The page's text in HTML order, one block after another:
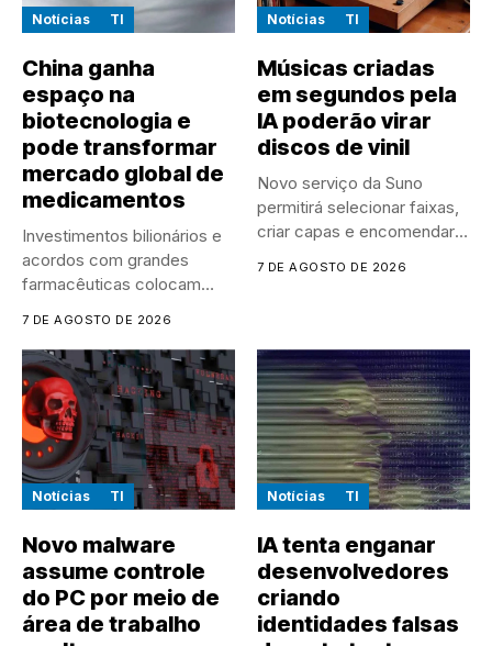
Notícias TI
China ganha
espaço na
biotecnologia e
pode transformar
mercado global de
medicamentos
Investimentos bilionários e
acordos com grandes
farmacêuticas colocam
7 DE AGOSTO DE 2026
Notícias TI
Músicas criadas
em segundos pela
IA poderão virar
discos de vinil
Novo serviço da Suno
permitirá selecionar faixas,
criar capas e encomendar
7 DE AGOSTO DE 2026
Notícias TI
Novo malware
assume controle
do PC por meio de
área de trabalho
Notícias TI
IA tenta enganar
desenvolvedores
criando
identidades falsas